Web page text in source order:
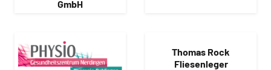
GmbH
Thomas Rock
Fliesenleger